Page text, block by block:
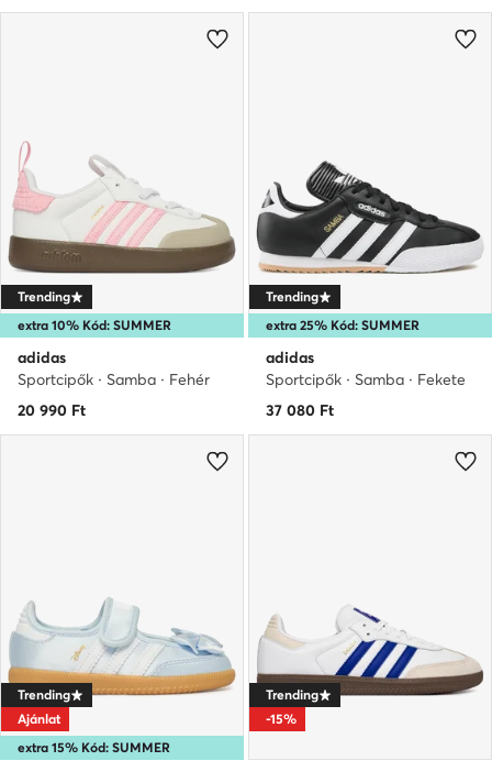
extra 10% Kód: SUMMER
Trending
adidas
Sportcipők · Samba · Fehér
20 990 Ft
extra 25% Kód: SUMMER
Trending
adidas
Sportcipők · Samba · Fekete
37 080 Ft
extra 15% Kód: SUMMER
Trending
Ajánlat
Trending
-15%